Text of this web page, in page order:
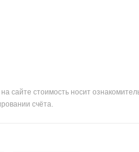
сайте стоимость носит
счёта.